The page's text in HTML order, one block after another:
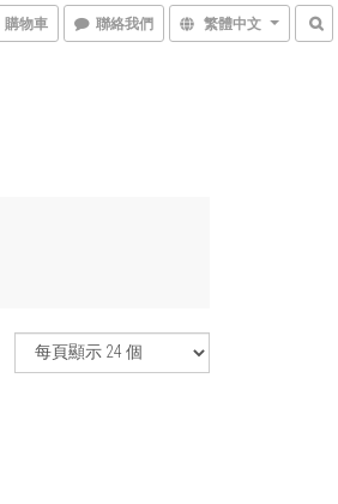
購物車 聯絡我們 繁體中文